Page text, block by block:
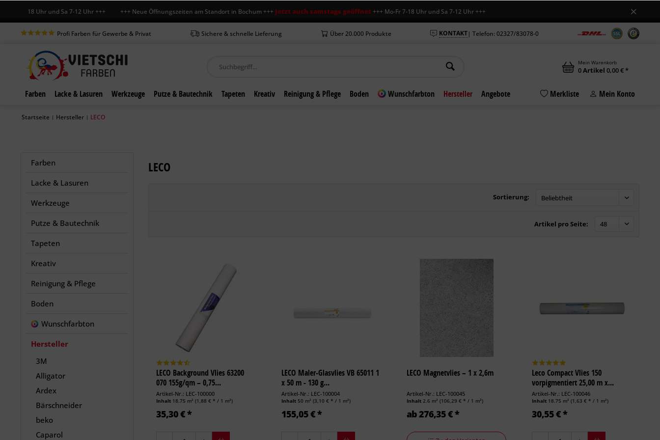
7-18 Uhr und Sa 7-12 Uhr +++ +++ Neue Öffnungszeiten am Standort in Bochum +++Jetzt auch samstags geöffnet+++ Mo-Fr 7-18 Uhr und Sa 7-12 Uhr +++
Profi Farben für Gewerbe & Privat Sichere & schnelle Lieferung Über 20.000 Produkte KONTAKT| Telefon: 02327/83078-0
Mein Warenkorb
0Artikel 0,00 € *
Farben Lacke & Lasuren Werkzeuge Putze & Bautechnik Tapeten Kreativ Reinigung & Pflege Boden Wunschfarbton Hersteller Angebote Merkliste Mein Konto
Startseite | Hersteller | LECO
Farben
Lacke & Lasuren
Werkzeuge
Putze & Bautechnik
Tapeten
Kreativ
Reinigung & Pflege
Boden
Wunschfarbton
Hersteller
3M
Alligator
Ardex
Bärschneider
beko
Caparol
LECO
Sortierung:
Artikel pro Seite:
LECO Background Vlies 63200
070 155g/qm – 0,75...
Artikel-Nr.: LEC-100000
Inhalt 18.75 m²(1,88 € * / 1 m²)
35,30 € *
LECO Maler-Glasvlies VB 65011 1
x 50 m - 130 g...
Artikel-Nr.: LEC-100004
Inhalt 50 m²(3,10 € * / 1 m²)
155,05 € *
LECO Magnetvlies – 1 x 2,6m
Artikel-Nr.: LEC-100045
Inhalt2.6 m²(106,29 € * / 1 m²)
ab 276,35 € *
Leco Compact Vlies 150
vorpigmentiert 25,00 m x...
Artikel-Nr.: LEC-100046
Inhalt 18.75 m²(1,63 € * / 1 m²)
30,55 € *